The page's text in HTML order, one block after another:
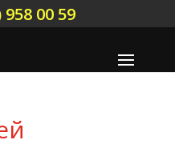
958 00 59